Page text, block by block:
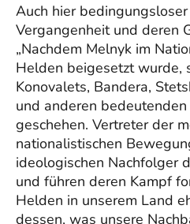
Auch hier
Vergangenheit und deren
„Nachdem Melnyk im
Helden beigesetzt wurde,
Konovalets, Bandera,
und anderen
geschehen. Vertreter der
nationalistischen
ideologischen Nachfolger
und führen deren Kampf
Helden in unserem Land
dessen, was unsere